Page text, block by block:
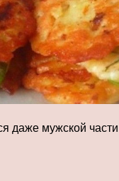
даже мужской